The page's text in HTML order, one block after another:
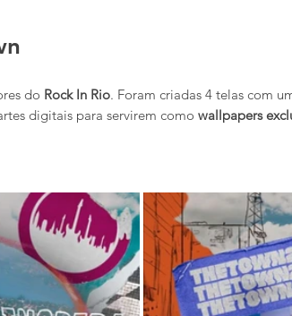
do Rock In Rio. Foram criadas 4 telas com
digitais para servirem como wallpapers